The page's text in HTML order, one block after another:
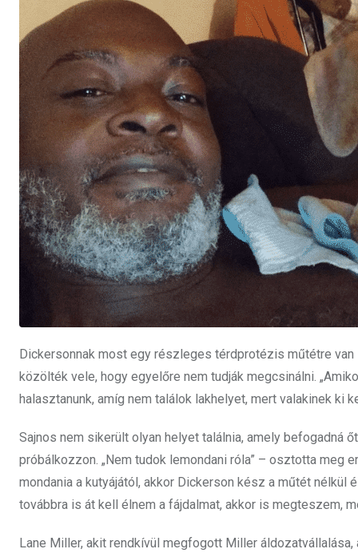
Dickersonnak most egy részleges térdprotézis műtétre
közölték vele, hogy egyelőre nem tudják megcsinálni.
halasztanunk, amíg nem találok lakhelyet, mert valakinek ki
Sajnos nem sikerült olyan helyet találnia, amely befogadná
próbálkozzon. „Nem tudok lemondani róla” – osztotta meg
mondania a kutyájától, akkor Dickerson kész a műtét nélkül
továbbra is át kell élnem a fájdalmat, akkor is megteszem,
Lane Miller, akit rendkívül megfogott Miller